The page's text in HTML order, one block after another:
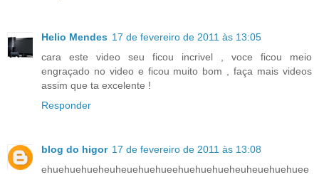
Helio Mendes 17 de fevereiro de 2011 às 13:05
cara este video seu ficou incrivel , voce ficou meio
engraçado no video e ficou muito bom , faça mais videos
assim que ta excelente !
Responder
blog do higor 17 de fevereiro de 2011 às 13:08
ehuehuehueheuheuehuehueehuehuehueheuheuehuehuee